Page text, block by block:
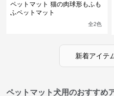
ペットマット 猫の肉球形もふも
ふペットマット
全2色
新着アイテ
ペットマット犬用のおすすめ